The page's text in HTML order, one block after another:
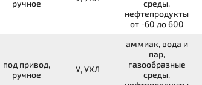
ручное
среды,
нефтепродукты
от -60 до 600
под привод,
ручное
У, УХЛ
аммиак, вода и
пар,
газообразные
среды,